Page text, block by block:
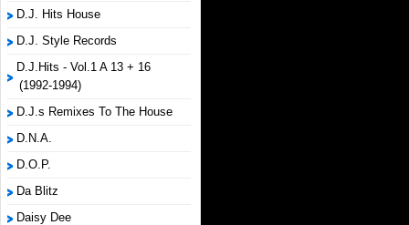
D.J. Hits House
D.J. Style Records
D.J.Hits - Vol.1 A 13 + 16
(1992-1994)
D.J.s Remixes To The House
D.N.A.
D.O.P.
Da Blitz
Daisy Dee